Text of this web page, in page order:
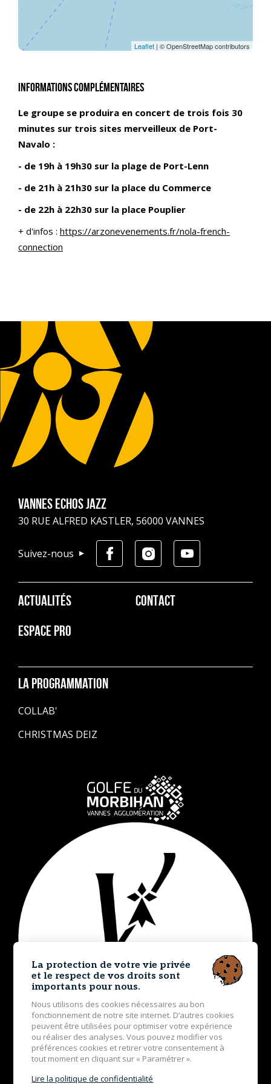
Leaflet | © OpenStreetMap contributors
Informations complémentaires
Le groupe se produira en concert de trois fois 30
minutes sur trois sites merveilleux de Port-
Navalo :
- de 19h à 19h30 sur la plage de Port-Lenn
- de 21h à 21h30 sur la place du Commerce
- de 22h à 22h30 sur la place Pouplier
+ d'infos : https://arzonevenements.fr/nola-french-
connection
Vannes Echos Jazz
30 RUE ALFRED KASTLER, 56000 VANNES
Suivez-nous
Pied
de
ACTUALITÉS CONTACT
ESPACE PRO
La programmation
COLLAB'
CHRISTMAS DEIZ
La protection de votre vie privée
et le respect de vos droits sont
importants pour nous.
Nous utilisons des cookies nécessaires au bon
fonctionnement de notre site internet. D’autres cookies
peuvent être utilisées pour optimiser votre expérience
ou réaliser des analyses. Vous pouvez modifier vos
préférences cookies et retirer votre consentement à
tout moment en cliquant sur « Paramétrer ».
Lire la politique de confidentialité